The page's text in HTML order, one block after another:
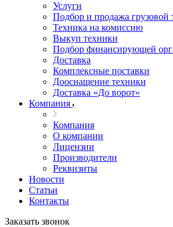
Услуги
Подбор и продажа грузовой
Техника на комиссию
Выкуп техники
Подбор финансирующей
Доставка
Комплексные поставки
Дооснащение техники
Доставка «До ворот»
Компания
Компания
О компании
Лицензии
Производители
Реквизиты
Новости
Статьи
Контакты
Заказать звонок